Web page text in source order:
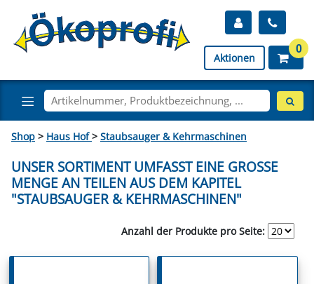
Aktionen
0
Shop > Haus Hof> Staubsauger & Kehrmaschinen
UNSER SORTIMENT UMFASST EINE GROSSE M
ENGE AN TEILEN AUS DEM KAPITEL "
STAUBSAUGER & KEHRMASCHINEN"
Anzahl der Produkte pro Seite: